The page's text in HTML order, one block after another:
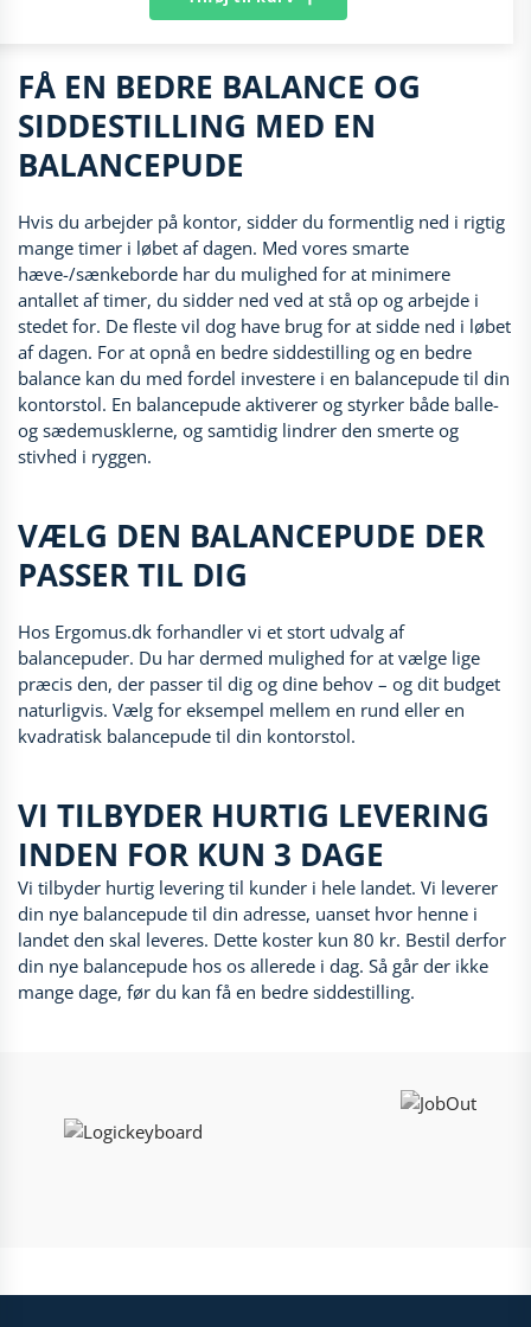
FÅ EN BEDRE BALANCE OG
SIDDESTILLING MED EN
BALANCEPUDE
Hvis du arbejder på kontor, sidder du formentlig ned i rigtig
mange timer i løbet af dagen. Med vores smarte
hæve-/sænkeborde har du mulighed for at minimere
antallet af timer, du sidder ned ved at stå op og arbejde i
stedet for. De fleste vil dog have brug for at sidde ned i løbet
af dagen. For at opnå en bedre siddestilling og en bedre
balance kan du med fordel investere i en balancepude til din
kontorstol. En balancepude aktiverer og styrker både balle-
og sædemusklerne, og samtidig lindrer den smerte og
stivhed i ryggen.
VÆLG DEN BALANCEPUDE DER
PASSER TIL DIG
Hos Ergomus.dk forhandler vi et stort udvalg af
balancepuder. Du har dermed mulighed for at vælge lige
præcis den, der passer til dig og dine behov – og dit budget
naturligvis. Vælg for eksempel mellem en rund eller en
kvadratisk balancepude til din kontorstol.
VI TILBYDER HURTIG LEVERING
INDEN FOR KUN 3 DAGE
Vi tilbyder hurtig levering til kunder i hele landet. Vi leverer
din nye balancepude til din adresse, uanset hvor henne i
landet den skal leveres. Dette koster kun 80 kr. Bestil derfor
din nye balancepude hos os allerede i dag. Så går der ikke
mange dage, før du kan få en bedre siddestilling.